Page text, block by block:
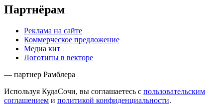
Партнёрам
Реклама на сайте
Коммерческое предложение
Медиа кит
Логотипы в векторе
— партнер Рамблера
Используя КудаСочи, вы соглашаетесь с пользовательским
соглашением и политикой конфиденциальности.